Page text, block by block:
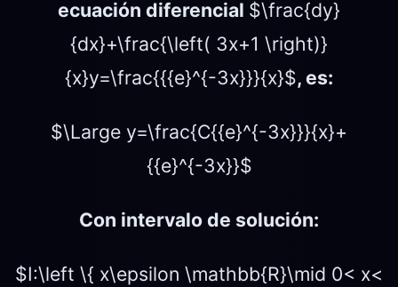
ecuación diferencial $\frac{dy}
{dx}+\frac{\left( 3x+1 \right)}
{x}y=\frac{{{e}^{-3x}}}{x}$, es:
$\Large y=\frac{C{{e}^{-3x}}}{x}+
{{e}^{-3x}}$
Con intervalo de solución:
$I:\left \{ x\epsilon \mathbb{R}\mid 0< x<